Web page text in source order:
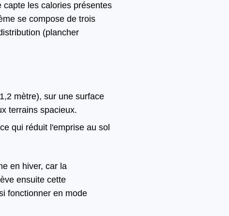
les calories présentes
se compose de trois
(plancher
mètre), sur une surface
terrains spacieux.
qui réduit l'emprise au sol
en hiver, car la
ensuite cette
fonctionner en mode